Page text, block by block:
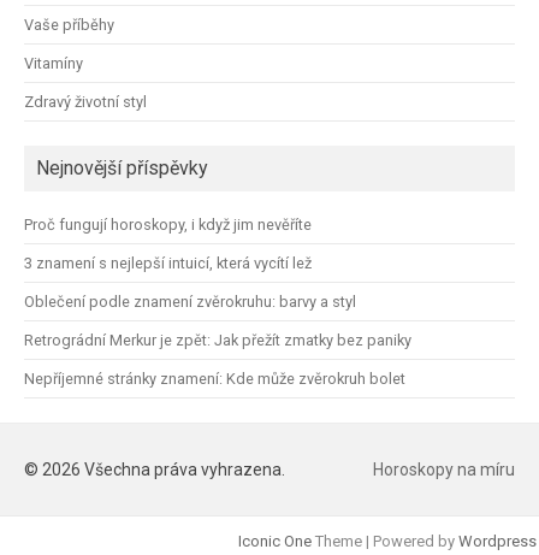
Vaše příběhy
Vitamíny
Zdravý životní styl
Nejnovější příspěvky
Proč fungují horoskopy, i když jim nevěříte
3 znamení s nejlepší intuicí, která vycítí lež
Oblečení podle znamení zvěrokruhu: barvy a styl
Retrográdní Merkur je zpět: Jak přežít zmatky bez paniky
Nepříjemné stránky znamení: Kde může zvěrokruh bolet
© 2026 Všechna práva vyhrazena. Horoskopy na míru
Iconic One Theme | Powered by Wordpress